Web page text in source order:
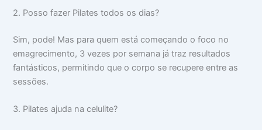
2. Posso fazer Pilates todos os dias?
Sim, pode! Mas para quem está começando o foco no
emagrecimento, 3 vezes por semana já traz resultados
fantásticos, permitindo que o corpo se recupere entre as
sessões.
3. Pilates ajuda na celulite?